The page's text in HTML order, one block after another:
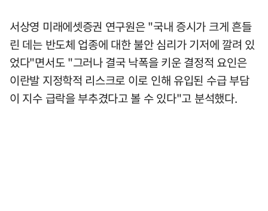
서상영 미래에셋증권 연구원은 "국내 증시가 크게 흔들
린 데는 반도체 업종에 대한 불안 심리가 기저에 깔려 있
었다"면서도 "그러나 결국 낙폭을 키운 결정적 요인은
이란발 지정학적 리스크로 이로 인해 유입된 수급 부담
이 지수 급락을 부추겼다고 볼 수 있다"고 분석했다.